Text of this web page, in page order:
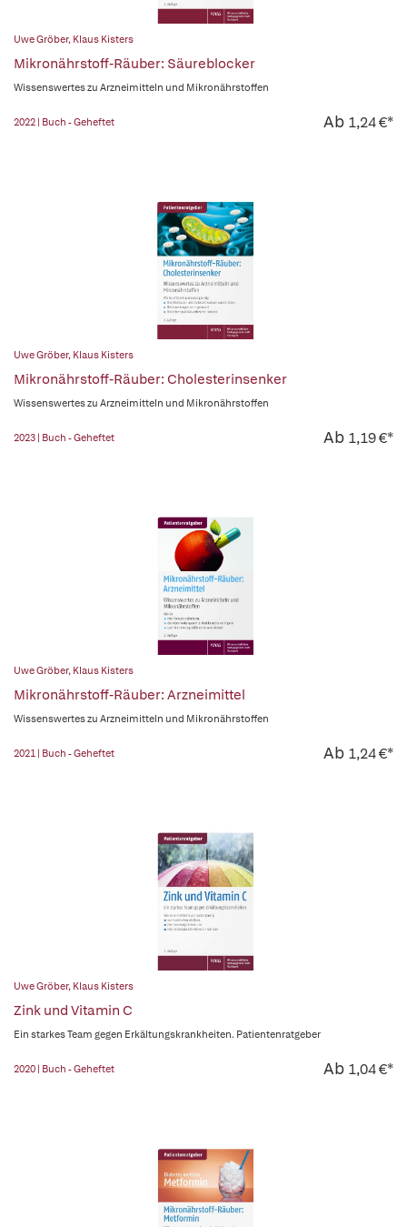
Uwe Gröber, Klaus Kisters
Mikronährstoff-Räuber: Säureblocker
Wissenswertes zu Arzneimitteln und Mikronährstoffen
2022 | Buch - Geheftet Ab 1,24 €*
Uwe Gröber, Klaus Kisters
Mikronährstoff-Räuber: Cholesterinsenker
Wissenswertes zu Arzneimitteln und Mikronährstoffen
2023 | Buch - Geheftet Ab 1,19 €*
Uwe Gröber, Klaus Kisters
Mikronährstoff-Räuber: Arzneimittel
Wissenswertes zu Arzneimitteln und Mikronährstoffen
2021 | Buch - Geheftet Ab 1,24 €*
Uwe Gröber, Klaus Kisters
Zink und Vitamin C
Ein starkes Team gegen Erkältungskrankheiten. Patientenratgeber
2020 | Buch - Geheftet Ab 1,04 €*